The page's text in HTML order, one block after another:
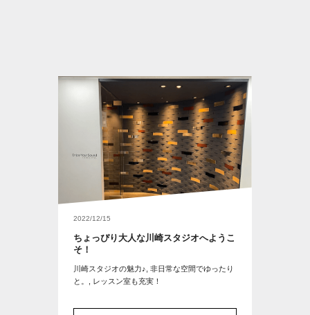
2022/12/15
ちょっぴり大人な川崎スタジオへようこ
そ！
川崎スタジオの魅力♪, 非日常な空間でゆったり
と。, レッスン室も充実！